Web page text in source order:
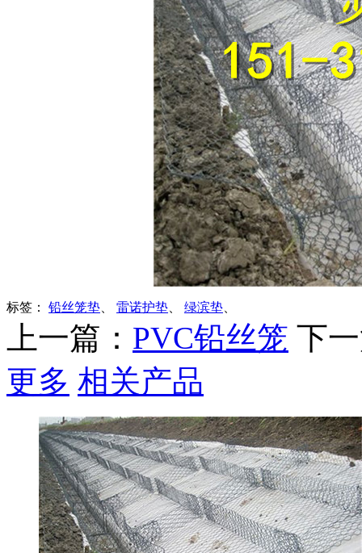
标签： 铅丝笼垫 雷诺护垫 绿滨垫
上一篇： PVC铅丝笼 下
更多 相关产品